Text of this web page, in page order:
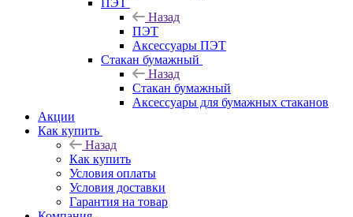
ПЭТ
Назад
ПЭТ
Аксессуары ПЭТ
Стакан бумажный
Назад
Стакан бумажный
Аксессуары для бумажных стаканов
Акции
Как купить
Назад
Как купить
Условия оплаты
Условия доставки
Гарантия на товар